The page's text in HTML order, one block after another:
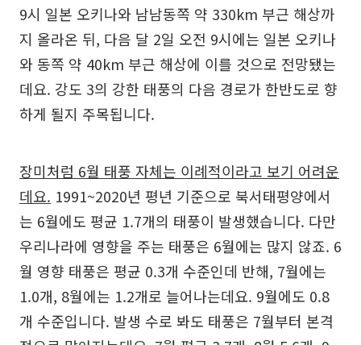
9시 일본 오키나와 남남동쪽 약 330km 부근 해상까
지 올라온 뒤, 다음 달 2일 오전 9시에는 일본 오키나
와 동쪽 약 40km 부근 해상에 이를 것으로 전망됐는
데요. 강도 3의 강한 태풍의 다음 경로가 한반도로 향
하게 될지 주목됩니다.
장미처럼 6월 태풍 자체는 이례적이라고 보기 어려운
데요. 1991~2020년 평년 기준으로 북서태평양에서
는 6월에도 평균 1.7개의 태풍이 발생했습니다. 다만
우리나라에 영향을 주는 태풍은 6월에는 많지 않죠. 6
월 영향 태풍은 평균 0.3개 수준인데 반해, 7월에는
1.0개, 8월에는 1.2개로 늘어나는데요. 9월에도 0.8
개 수준입니다. 발생 수로 봐도 태풍은 7월부터 본격